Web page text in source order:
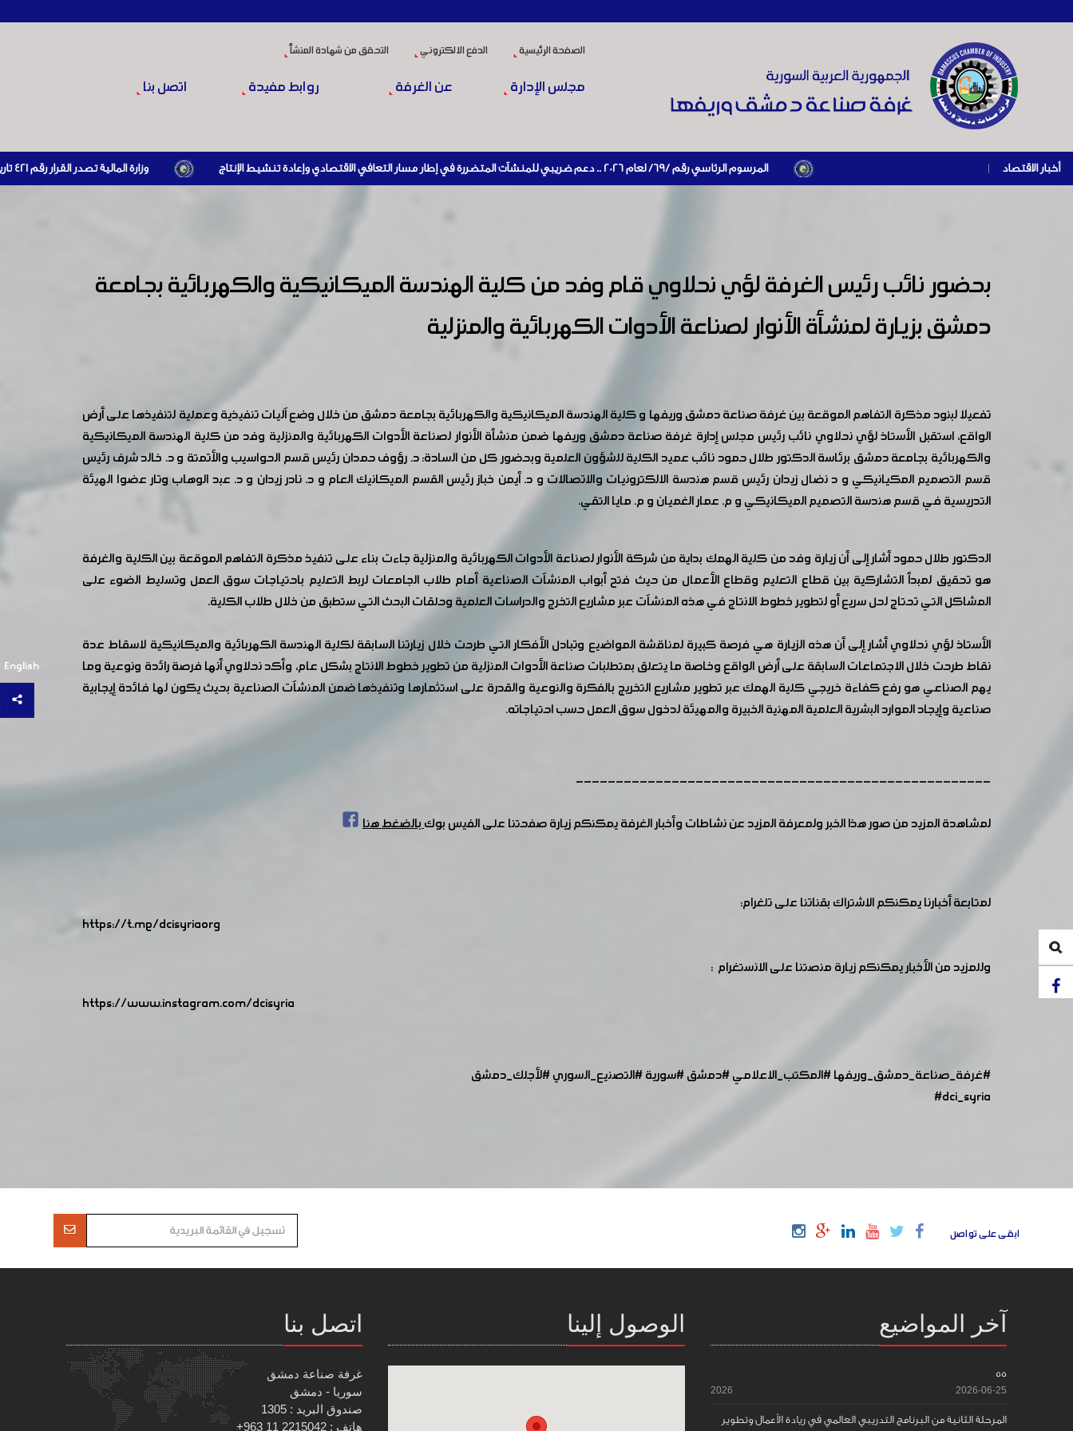
الصفحة الرئيسية الدفع الالكتروني التحقق من شهادة المنشأ
مجلس الإدارة عن الغرفة روابط مفيدة اتصل بنا
أخبار الاقتصاد | المرسوم الرئاسي رقم /69/ لعام 2026 .. دعم ضريبي للمنشآت المتضررة في إطار مسار التعافي الاقتصادي وإعادة تنشيط الإنتاج وزارة المالية تصدر القرار رقم 421 تاريخ 24/3/2026 المتضمن الزام المستوردين بإبراز براءة ذمة مالية سارية صادرة عن الهيئة العامة للضرائب والرسوم أو مديرياتها عند القيام بعمليات الاستيراد
English
بحضور نائب رئيس الغرفة لؤي نحلاوي قام وفد من كلية الهندسة الميكانيكية والكهربائية بجامعة
دمشق بزيارة لمنشأة الأنوار لصناعة الأدوات الكهربائية والمنزلية
تفعيلا لبنود مذكرة التفاهم الموقعة بين غرفة صناعة دمشق وريفها و كلية الهندسة الميكانيكية والكهربائية بجامعة دمشق من خلال وضع آليات تنفيذية وعملية لتنفيذها على أرض
الواقع، استقبل الأستاذ لؤي نحلاوي نائب رئيس مجلس إدارة غرفة صناعة دمشق وريفها ضمن منشأة الأنوار لصناعة الأدوات الكهربائية والمنزلية وفد من كلية الهندسة الميكانيكية
والكهربائية بجامعة دمشق برئاسة الدكتور طلال حمود نائب عميد الكلية للشؤون العلمية وبحضور كل من السادة: د. رؤوف حمدان رئيس قسم الحواسيب والأتمتة و د. خالد شرف رئيس
قسم التصميم المكيانيكي و د نضال زيدان رئيس قسم هندسة الالكترونيات والاتصالات و د. أيمن خباز رئيس القسم الميكانيك العام و د. نادر زيدان و د. عبد الوهاب وتار عضوا الهيئة
التدريسية في قسم هندسة التصميم الميكانيكي و م. عمار الغميان و م. مايا التقي.
الدكتور طلال حمود أشار إلى أن زيارة وفد من كلية الهمك بداية من شركة الأنوار لصناعة الأدوات الكهربائية والمنزلية جاءت بناء على تنفيذ مذكرة التفاهم الموقعة بين الكلية والغرفة
هو تحقيق لمبدأ التشاركية بين قطاع التعليم وقطاع الأعمال من حيث فتح أبواب المنشآت الصناعية أمام طلاب الجامعات لربط التعليم باحتياجات سوق العمل وتسليط الضوء على
المشاكل التي تحتاج لحل سريع أو لتطوير خطوط الانتاج في هذه المنشآت عبر مشاريع التخرج والدراسات العلمية وحلقات البحث التي ستطبق من خلال طلاب الكلية.
الأستاذ لؤي نحلاوي أشار إلى أن هذه الزيارة هي فرصة كبيرة لمناقشة المواضيع وتبادل الأفكار التي طرحت خلال زيارتنا السابقة لكلية الهندسة الكهربائية والميكانيكية لاسقاط عدة
نقاط طرحت خلال الاجتماعات السابقة على أرض الواقع وخاصة ما يتعلق بمتطلبات صناعة الأدوات المنزلية من تطوير خطوط الانتاج بشكل عام، وأكد نحلاوي أنها فرصة رائدة ونوعية وما
يهم الصناعي هو رفع كفاءة خريجي كلية الهمك عبر تطوير مشاريع التخريج بالفكرة والنوعية والقدرة على استثمارها وتنفيذها ضمن المنشآت الصناعية بحيث يكون لها فائدة إيجابية
صناعية وإيجاد الموارد البشرية العلمية المهنية الخبيرة والمهيئة لدخول سوق العمل حسب احتياجاته.
----------------------------------------------------
لمشاهدة المزيد من صور هذا الخبر ولمعرفة المزيد عن نشاطات وأخبار الغرفة يمكنكم زيارة صفحتنا على الفيس بوكبالضغط هنا
لمتابعة أخبارنا يمكنكم الاشتراك بقناتنا على تلغرام:
https://t.me/dcisyriaorg
وللمزيد من الأخبار يمكنكم زيارة منصتنا على الانستغرام :
https://www.instagram.com/dcisyria​
#غرفة_صناعة_دمشق_وريفها#المكتب_الاعلامي#دمشق#سورية#التصنيع_السوري#لأجلك_دمشق
#dci_syria
ابقى على تواصل
آخر المواضيع
55
2026-06-25
2026
المرحلة الثانية من البرنامج التدريبي العالمي في ريادة الأعمال وتطوير
الوصول إلينا اتصل بنا
غرفة صناعة دمشق
سوريا - دمشق
صندوق البريد : 1305
هاتف : 2215042 11 963+